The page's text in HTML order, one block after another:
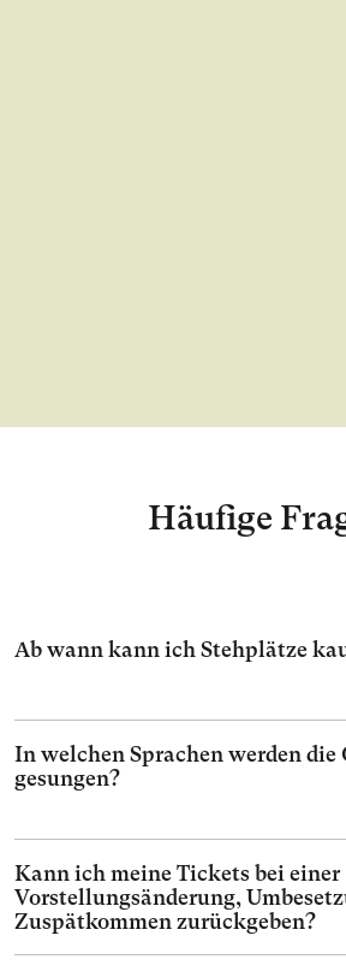
Häufige
Ab wann kann ich Stehplätze
In welchen Sprachen werden die
gesungen?
Kann ich meine Tickets bei einer
Vorstellungsänderung,
Zuspätkommen zurückgeben?